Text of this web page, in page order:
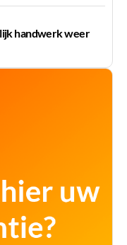
handwerk weer